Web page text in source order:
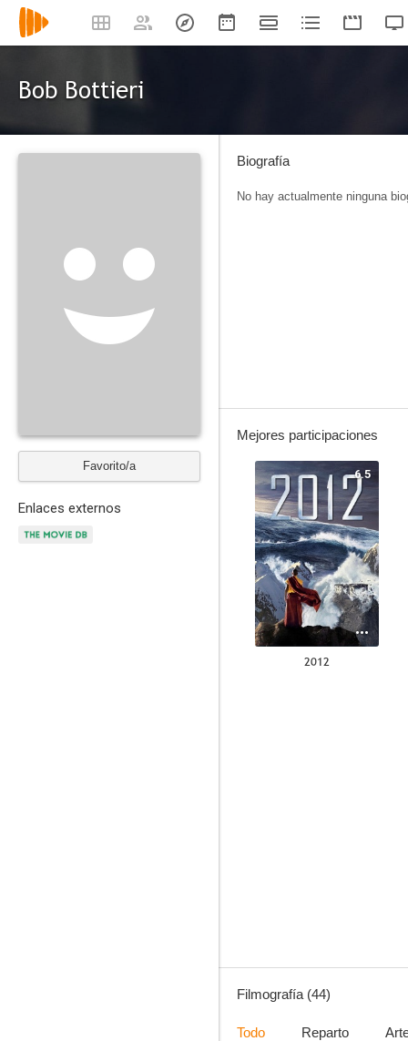
Bob Bottieri
Favorito/a
Enlaces externos
Biografía
No hay actualmente ninguna
Mejores participaciones
6.5
2012
Filmografía (44)
Todo Reparto